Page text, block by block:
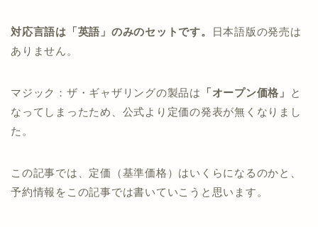
対応言語は「英語」のみのセットです。
日本語版の発売は
ありません。
マジック：ザ・ギャザリングの製品は 「オープン価格」
と
なってしまったため、公式より定価の発表が無くなりまし
た。
この記事では、定価（基準価格）はいくらになるのかと、
予約情報をこの記事では書いていこうと思います。